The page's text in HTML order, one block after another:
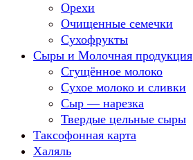
Орехи
Очищенные семечки
Сухофрукты
Сыры и Молочная продукция
Сгущённое молоко
Сухое молоко и сливки
Сыр — нарезка
Твердые цельные сыры
Таксофонная карта
Халяль